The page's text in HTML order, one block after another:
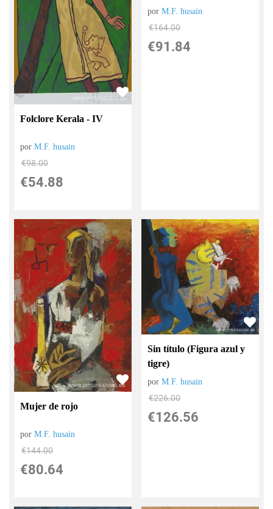
Folclore Kerala - IV
porM.F. husain
€98.00
€54.88
porM.F. husain
€164.00
€91.84
Mujer de rojo
porM.F. husain
€144.00
€80.64
Sin título (Figura azul y
tigre)
porM.F. husain
€226.00
€126.56